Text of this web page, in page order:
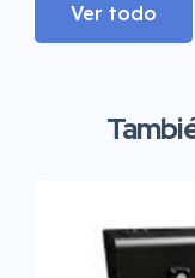
Ver todo